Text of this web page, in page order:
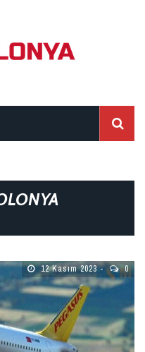
12 Kasım 2023 0